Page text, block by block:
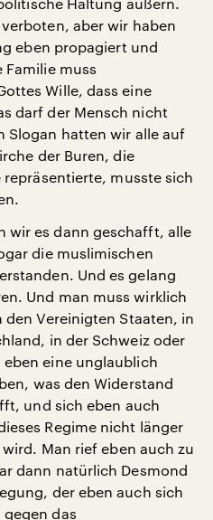
aber wir haben
eben propagiert und
Familie muss
Wille, dass eine
darf der Mensch nicht
Slogan hatten wir alle auf
der Buren, die
musste sich
wir es dann geschafft, alle
die muslimischen
Und es gelang
Und man muss wirklich
den Vereinigten Staaten, in
in der Schweiz oder
eine unglaublich
was den Widerstand
und sich eben auch
Regime nicht länger
Man rief eben auch zu
dann natürlich Desmond
der eben auch sich
das